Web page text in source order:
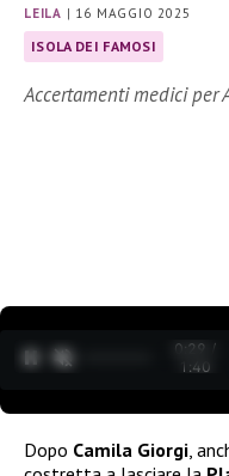
LEILA | 16 MAGGIO 2025
ISOLA DEI FAMOSI
Accertamenti medici per
0:30 /
1:40
Dopo Camila Giorgi ,